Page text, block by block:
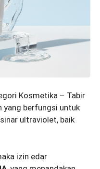
Kosmetika – Tabir
yang berfungsi untuk
ultraviolet, baik
izin edar